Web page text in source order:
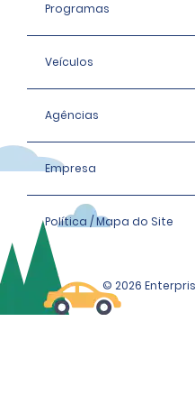
Programas
Veículos
Agências
Empresa
Política / Mapa do Site
© 2026